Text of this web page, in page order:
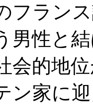
フラン
男性と
会的地
ン家に